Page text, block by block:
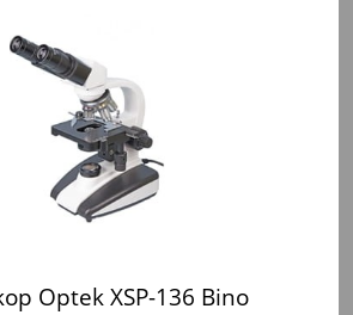
Optek XSP-136 Bino